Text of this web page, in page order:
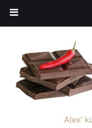
Alex'